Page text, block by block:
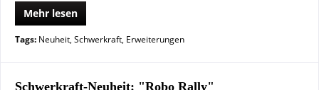
Mehr lesen
Tags: Neuheit, Schwerkraft, Erweiterungen
Schwerkraft-Neuheit: "Robo Rally"